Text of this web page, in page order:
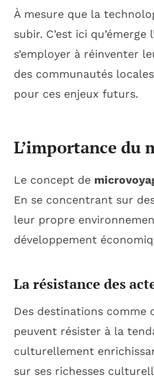
À mesure que la
subir. C’est ici
s’employer à réinventer
des communautés
pour ces enjeux futurs.
L’importance du
Le concept de
En se concentrant sur
leur propre
développement
La résistance des
Des destinations
peuvent résister à la
culturellement
sur ses richesses